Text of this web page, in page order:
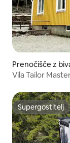
Prenočišče z
näsbruk
Vila Tailor
Supergostitelj
Supergostitelj